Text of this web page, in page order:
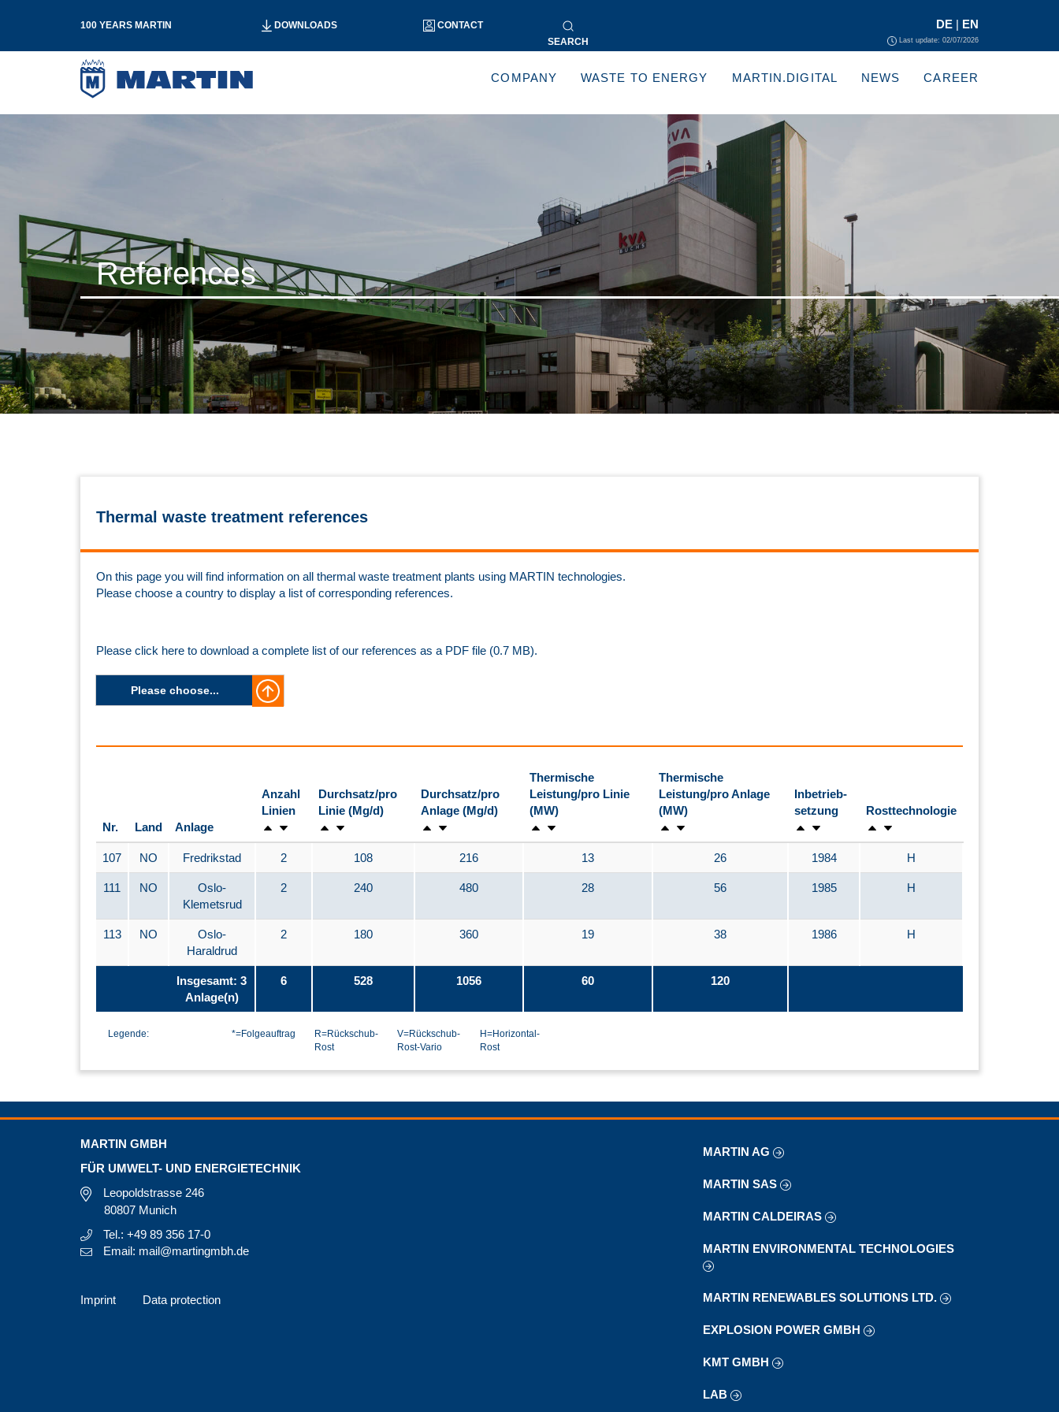
Last update: 02/07/2026
100 YEARS MARTIN DOWNLOADS
CONTACT
SEARCH
DE | EN
COMPANY WASTE TO ENERGY MARTIN.DIGITAL NEWS CAREER
References
Thermal waste treatment references
On this page you will find information on all thermal waste treatment plants using MARTIN technologies.
Please choose a country to display a list of corresponding references.
Please click here to download a complete list of our references as a PDF file (0.7 MB).
Please choose...
Nr. Land Anlage
Anzahl
Linien
Durchsatz/pro
Linie (Mg/d)
Durchsatz/pro
Anlage (Mg/d)
Thermische
Leistung/pro Linie
(MW)
Thermische
Leistung/pro Anlage
(MW)
Inbetrieb-
setzung
Rosttechnologie
107 NO Fredrikstad 2 108 216 13 26 1984 H
111 NO
Oslo-
Klemetsrud
2 240 480 28 56 1985 H
113 NO
Oslo-
Haraldrud
2 180 360 19 38 1986 H
Insgesamt: 3
Anlage(n)
6 528 1056 60 120
Legende: *=Folgeauftrag
R=Rückschub-
Rost
V=Rückschub-
Rost-Vario
H=Horizontal-
Rost
MARTIN GMBH
FÜR UMWELT- UND ENERGIETECHNIK
Leopoldstrasse 246
80807 Munich
Tel.: +49 89 356 17-0
Email: mail@martingmbh.de
Imprint Data protection
MARTIN AG
MARTIN SAS
MARTIN CALDEIRAS
MARTIN ENVIRONMENTAL TECHNOLOGIES
MARTIN RENEWABLES SOLUTIONS LTD.
EXPLOSION POWER GMBH
KMT GMBH
LAB